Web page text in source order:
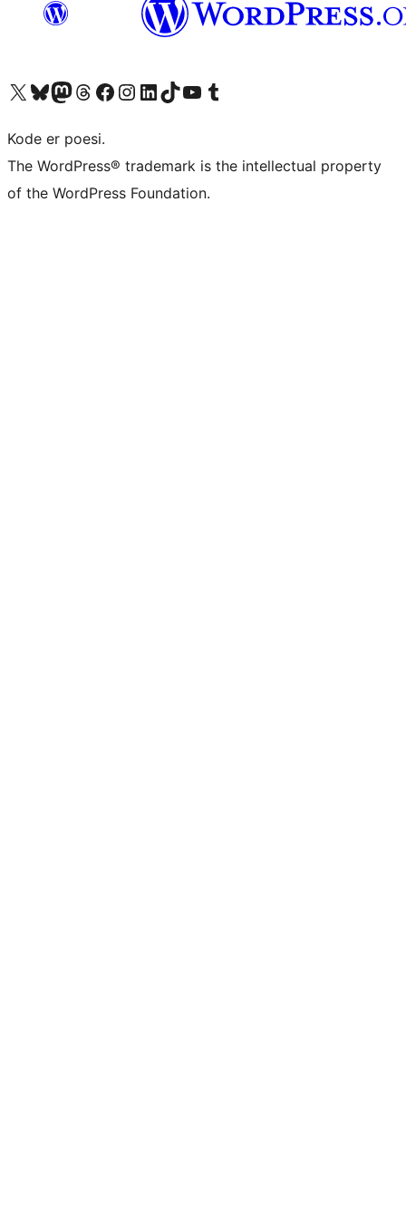
Besøg vores X (tidligere Twitter) konto
Besøg vores Bluesky-konto
Besøg vores Mastodon konto
Besøg vores Threads-konto
Besøg vores Facebook sideBesøg vores Instagram konto
Besøg vores LinkedIn konto
Besøg vores TikTok-konto
Besøg vores YouTube-kanalBesøg vores Tumblr-konto
Kode er poesi.
The WordPress® trademark is the intellectual property
of the WordPress Foundation.